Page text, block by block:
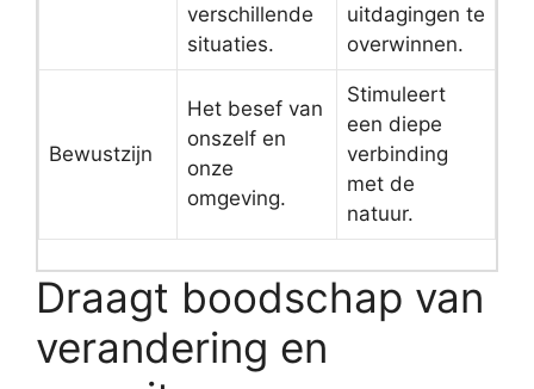
verschillende
situaties.
uitdagingen te
overwinnen.
Bewustzijn
Het besef van
onszelf en
onze
omgeving.
Stimuleert
een diepe
verbinding
met de
natuur.
Draagt boodschap van
verandering en